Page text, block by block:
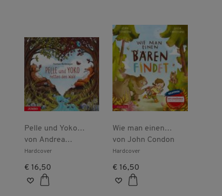
Pelle und Yoko
retten den Wald
von Andrea
Reitmeyer
Hardcover
€ 16,50
Wie man einen
Bären findet:
Ausgezeichnet mit
dem Leipziger
Lesekompass 2024
von John Condon
Hardcover
€ 16,50